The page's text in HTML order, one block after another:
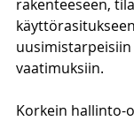
rakenteeseen,
vaatimuksiin.
Korkein hallinto-